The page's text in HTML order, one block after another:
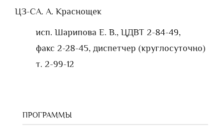
ЦЗ-СА. А. Краснощек
исп. Шарипова Е. В., ЦДВТ 2-84-49,
факс 2-28-45, диспетчер (круглосуточно)
т. 2-99-12
ПРОГРАММЫ